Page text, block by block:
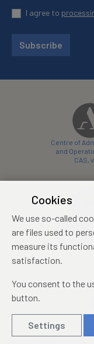
I agree to
Subscribe
Centre of
and
CAS,
Cookies
We use so-called
are files used to
measure its
satisfaction.
You consent to the
button.
Settings